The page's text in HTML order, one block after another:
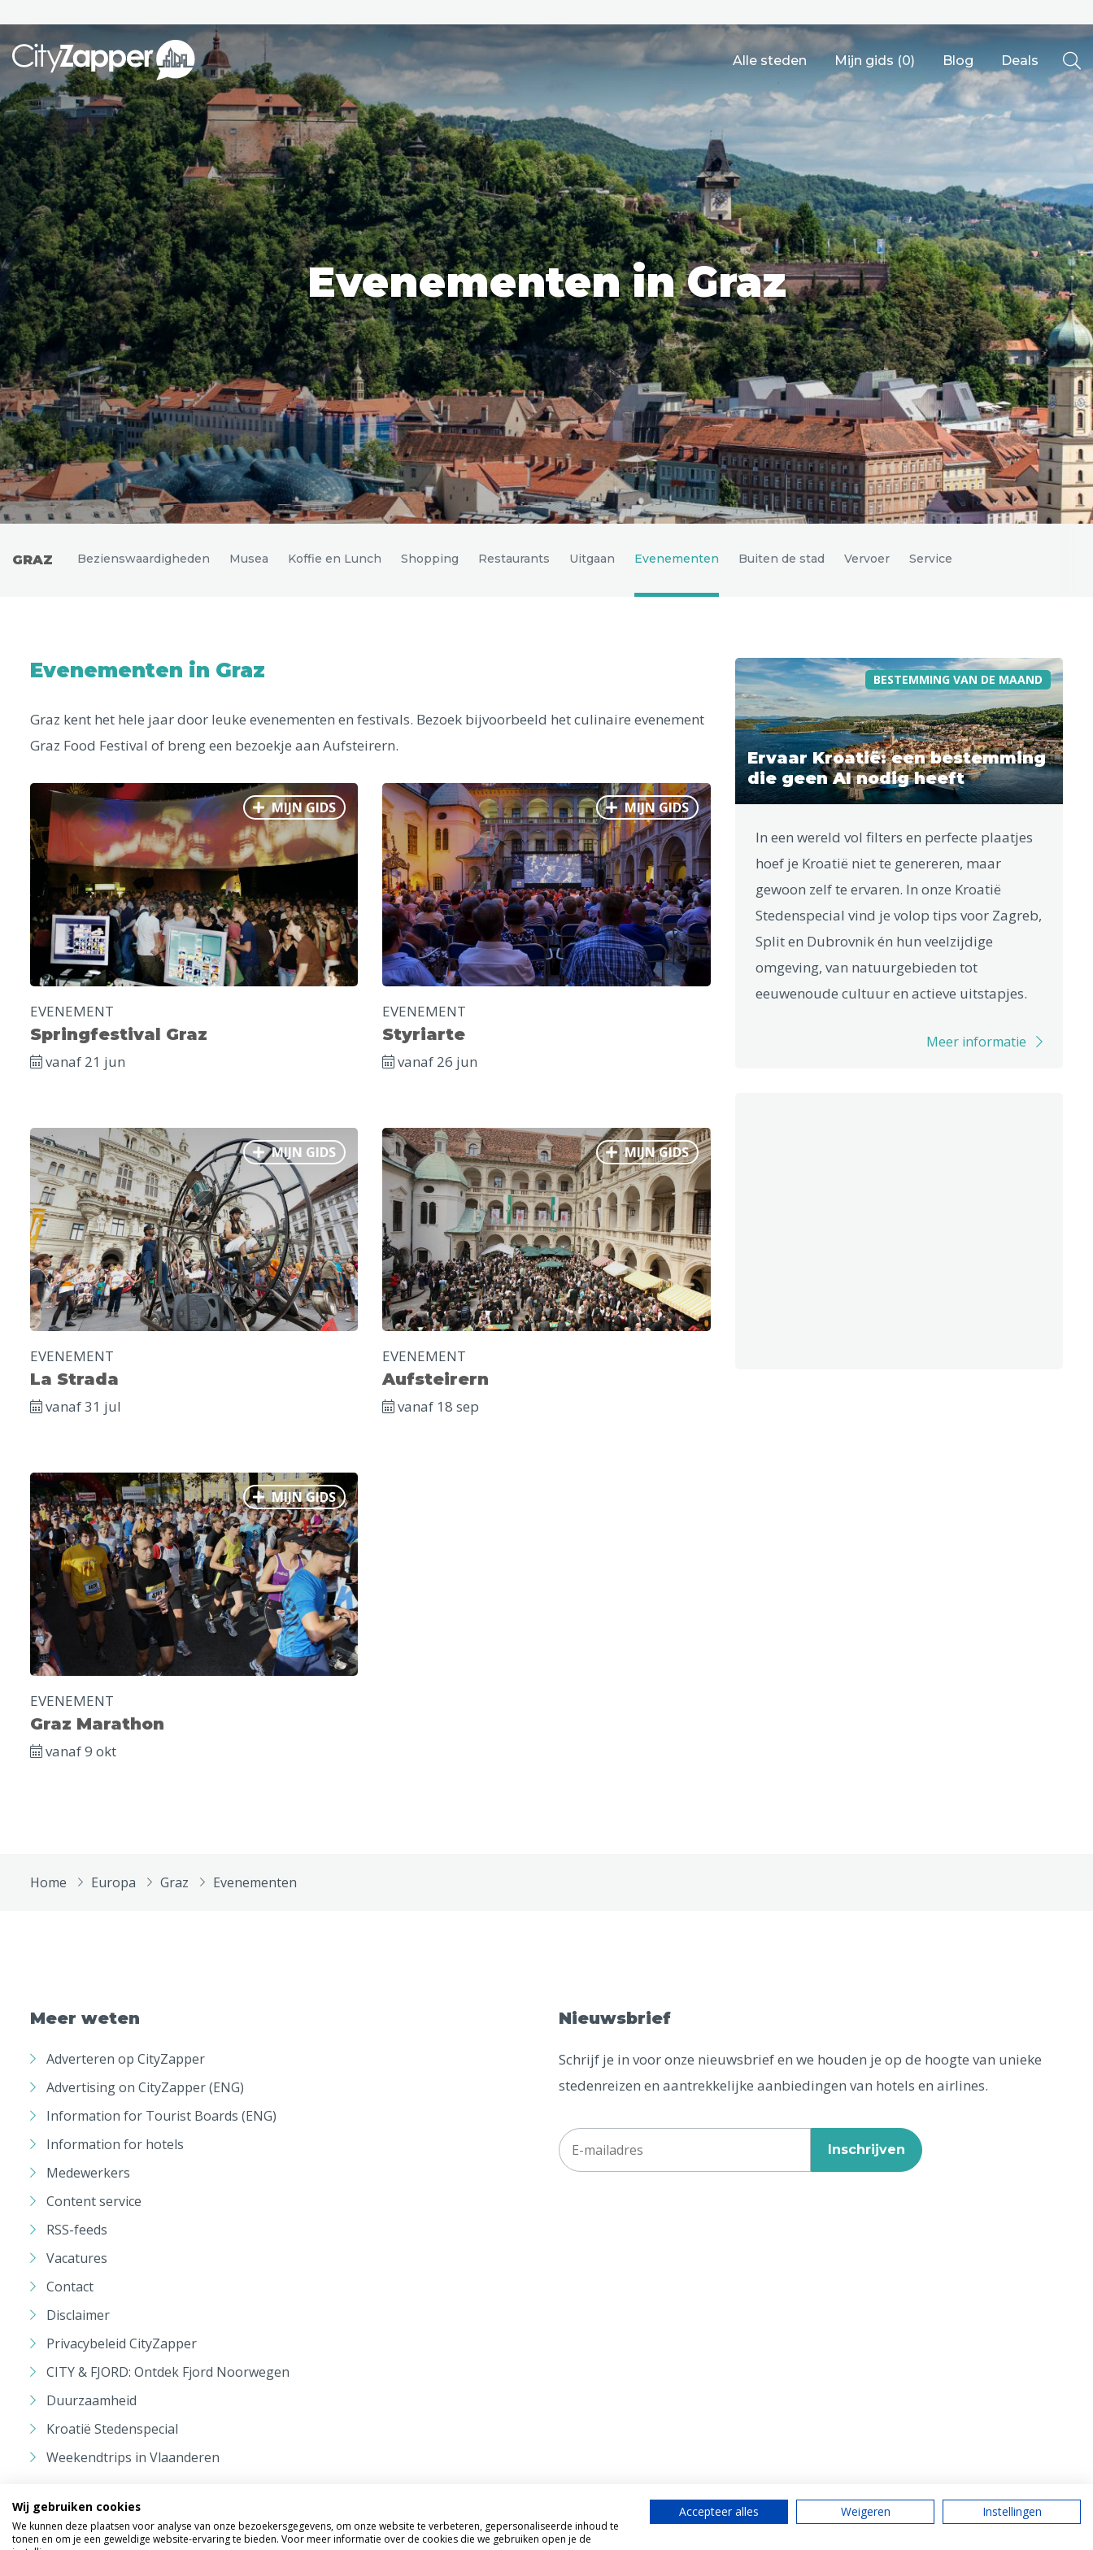
Alle steden Mijn gids (0) Blog Deals
Alle steden
Nederland
België
Duitsland
Europa
Noord-Amerika
Azië
Andere wereldsteden
Uitgelichte bestemmingen
Alle steden
Phoenix Dresden Ålesund
Parijs Tokio Amsterdam Barcelona Dubai Milaan Singapore Rome Berlijn Mechelen
Venetië
Florence
Dublin Hong Kong München Wenen Budapest Bangkok Madrid Vancouver
Alles bekijken
Evenementen in Graz
GRAZ Bezienswaardigheden Musea Koffie en Lunch Shopping Restaurants Uitgaan Evenementen Buiten de stad Vervoer Service
Evenementen in Graz
Graz kent het hele jaar door leuke evenementen en festivals. Bezoek bijvoorbeeld het culinaire evenement
Graz Food Festival of breng een bezoekje aan Aufsteirern.
MIJN GIDS
EVENEMENT
Springfestival Graz
vanaf 21 jun
MIJN GIDS
EVENEMENT
Styriarte
vanaf 26 jun
MIJN GIDS
EVENEMENT
La Strada
vanaf 31 jul
MIJN GIDS
EVENEMENT
Aufsteirern
vanaf 18 sep
MIJN GIDS
EVENEMENT
Graz Marathon
vanaf 9 okt
BESTEMMING VAN DE MAAND
Ervaar Kroatië: een bestemming
die geen AI nodig heeft
In een wereld vol filters en perfecte plaatjes
hoef je Kroatië niet te genereren, maar
gewoon zelf te ervaren. In onze Kroatië
Stedenspecial vind je volop tips voor Zagreb,
Split en Dubrovnik én hun veelzijdige
omgeving, van natuurgebieden tot
eeuwenoude cultuur en actieve uitstapjes.
Meer informatie
Home Europa Graz Evenementen
Meer weten
Adverteren op CityZapper
Advertising on CityZapper (ENG)
Information for Tourist Boards (ENG)
Information for hotels
Medewerkers
Content service
RSS-feeds
Vacatures
Contact
Disclaimer
Privacybeleid CityZapper
CITY & FJORD: Ontdek Fjord Noorwegen
Duurzaamheid
Kroatië Stedenspecial
Weekendtrips in Vlaanderen
Nieuwsbrief
Schrijf je in voor onze nieuwsbrief en we houden je op de hoogte van unieke
stedenreizen en aantrekkelijke aanbiedingen van hotels en airlines.
Inschrijven
Wij gebruiken cookies
We kunnen deze plaatsen voor analyse van onze bezoekersgegevens, om onze website te verbeteren, gepersonaliseerde inhoud te
tonen en om je een geweldige website-ervaring te bieden. Voor meer informatie over de cookies die we gebruiken open je de
Accepteer alles Weigeren Instellingen